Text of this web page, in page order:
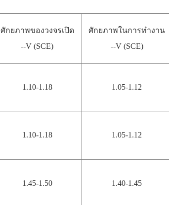
ศักยภาพของวงจรเปิด
--V (SCE)
ศักยภาพในการทำงาน
--V (SCE)
1.10-1.18 1.05-1.12
1.10-1.18 1.05-1.12
1.45-1.50 1.40-1.45